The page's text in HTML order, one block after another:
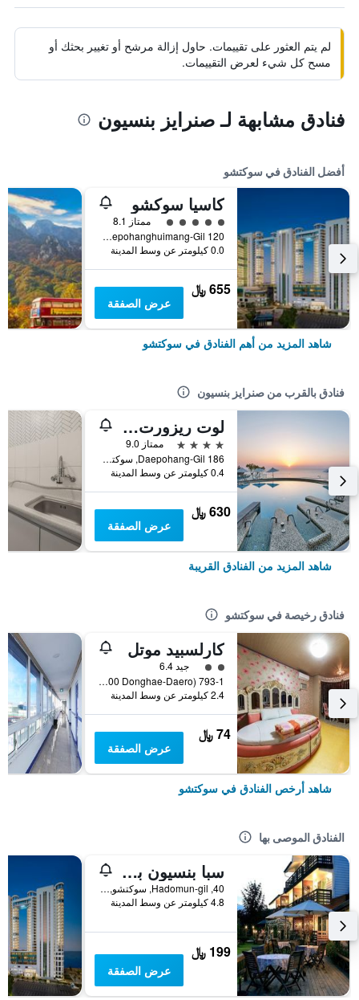
لم يتم العثور على تقييمات. حاول إزالة مرشح أو تغيير بحثك أو
مسح كل شيء لعرض التقييمات.
فنادق مشابهة لـ صنرايز بنسيون
أفضل الفنادق في سوكتشو
كاسيا سوكشو
تقييم فئة 5
ممتاز 8.1
120 Daepohanghuimang-Gil, سوكتشو, كوريا الجنوبية
0.0 كيلومتر عن وسط المدينة
655 ﷼
عرض الصفقة
شاهد المزيد من أهم الفنادق في سوكتشو
فنادق بالقرب من صنرايز بنسيون
لوت ريزورت سكوتشو
4 نجوم
ممتاز 9.0
186 Daepohang-Gil, سوكتشو, كوريا الجنوبية
0.4 كيلومتر عن وسط المدينة
630 ﷼
عرض الصفقة
شاهد المزيد من الفنادق القريبة
فنادق رخيصة في سوكتشو
كارلسبيد موتل
تقييم فئة 2
جيد 6.4
793-1 Gyo-Dong (4400 Donghae-Daero), سوكتشو, كوريا الجنوبية
2.4 كيلومتر عن وسط المدينة
74 ﷼
عرض الصفقة
شاهد أرخص الفنادق في سوكتشو
الفنادق الموصى بها
سبا بنسيون باسو
40, Hadomun-gil, سوكتشو, كوريا الجنوبية
4.8 كيلومتر عن وسط المدينة
199 ﷼
عرض الصفقة